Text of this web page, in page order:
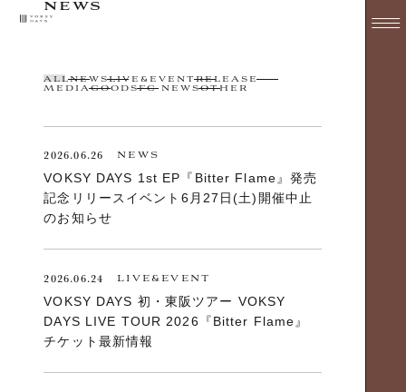
NEWS
ALLNEWSLIVE&EVENTRELEASE
MEDIAGOODSFC NEWSOTHER
2026.06.26 NEWS
VOKSY DAYS 1st EP『Bitter Flame』発売
記念リリースイベント6月27日(土)開催中止
のお知らせ
2026.06.24 LIVE&EVENT
VOKSY DAYS 初・東阪ツアー VOKSY
DAYS LIVE TOUR 2026『Bitter Flame』
チケット最新情報